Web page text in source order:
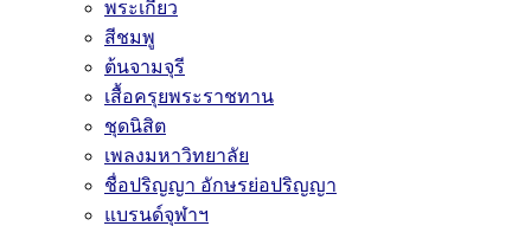
พระเกี้ยว
สีชมพู
ต้นจามจุรี
เสื้อครุยพระราชทาน
ชุดนิสิต
เพลงมหาวิทยาลัย
ชื่อปริญญา อักษรย่อปริญญา
แบรนด์จุฬาฯ